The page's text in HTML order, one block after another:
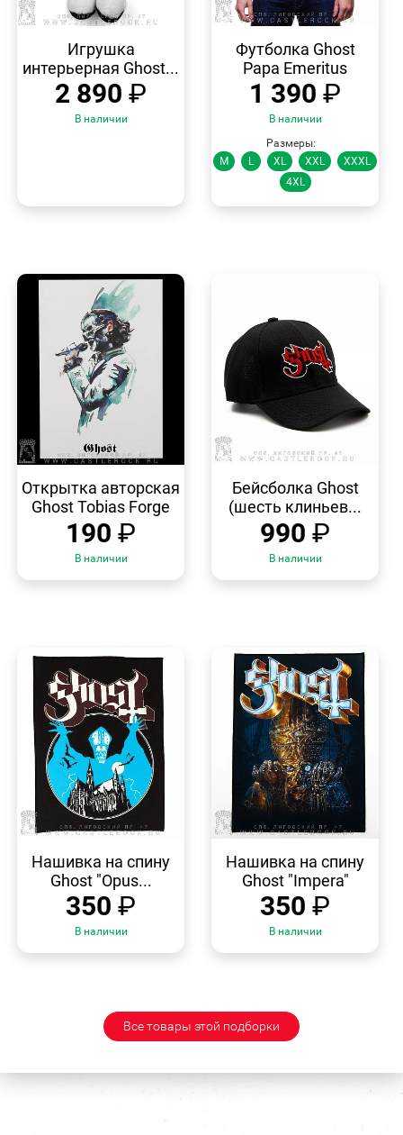
Игрушка
интерьерная Ghost...
2 890 ₽
В наличии
ПРОСМОТР
Футболка Ghost
Papa Emeritus
1 390 ₽
В наличии
Размеры:
M
L XL XXL
XXXL
4XL
ПРОСМОТР
Открытка авторская
Ghost Tobias Forge
190 ₽
В наличии
ПРОСМОТР
Бейсболка Ghost
(шесть клиньев...
990 ₽
В наличии
ПРОСМОТР
Нашивка на спину
Ghost "Opus...
350 ₽
В наличии
ПРОСМОТР
Нашивка на спину
Ghost "Impera"
350 ₽
В наличии
Все товары этой подборки